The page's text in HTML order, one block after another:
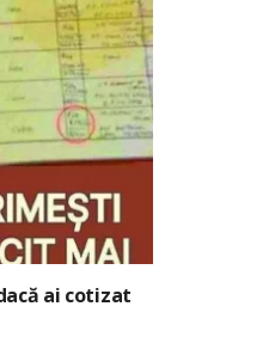
ai cotizat